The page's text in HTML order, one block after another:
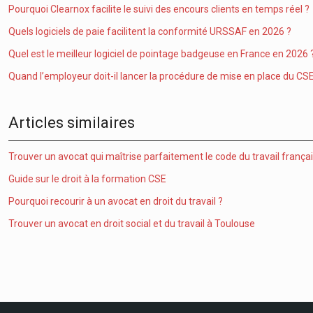
Pourquoi Clearnox facilite le suivi des encours clients en temps réel ?
Quels logiciels de paie facilitent la conformité URSSAF en 2026 ?
Quel est le meilleur logiciel de pointage badgeuse en France en 2026
Quand l’employeur doit-il lancer la procédure de mise en place du
Articles similaires
Trouver un avocat qui maîtrise parfaitement le code du travail
Guide sur le droit à la formation CSE
Pourquoi recourir à un avocat en droit du travail ?
Trouver un avocat en droit social et du travail à Toulouse